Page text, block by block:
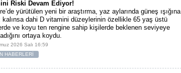
Riski Devam Ediyor!
yürütülen yeni bir araştırma, yaz aylarında güneş ışığına
kalınsa dahi D vitamini düzeylerinin özellikle 65 yaş üstü
ve koyu ten rengine sahip kişilerde beklenen seviyeye
ortaya koydu.
2026 Salı 16:59
HABERLERİ